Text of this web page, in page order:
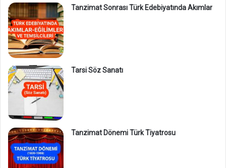
Tanzimat Sonrası Türk Edebiyatında Akımlar
Tarsi Söz Sanatı
Tanzimat Dönemi Türk Tiyatrosu